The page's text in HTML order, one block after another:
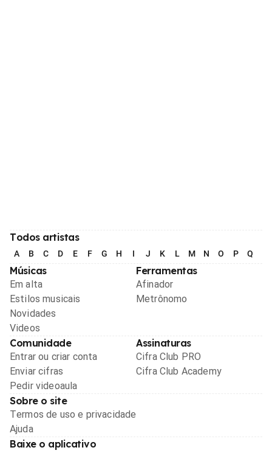
Todos artistas
A B C D E F G H I J K L M N O P Q
Músicas
Em alta
Estilos musicais
Novidades
Videos
Ferramentas
Afinador
Metrônomo
Comunidade
Entrar ou criar conta
Enviar cifras
Pedir videoaula
Assinaturas
Cifra Club PRO
Cifra Club Academy
Sobre o site
Termos de uso e privacidade
Ajuda
Baixe o aplicativo